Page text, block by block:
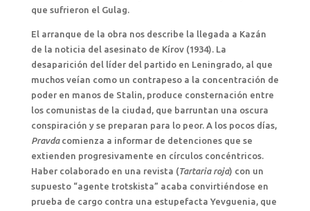
que sufrieron el Gulag.
El arranque de la obra nos describe la llegada a Kazán
de la noticia del asesinato de Kírov (1934). La
desaparición del líder del partido en Leningrado, al que
muchos veían como un contrapeso a la concentración de
poder en manos de Stalin, produce consternación entre
los comunistas de la ciudad, que barruntan una oscura
conspiración y se preparan para lo peor. A los pocos días,
Pravdacomienza a informar de detenciones que se
extienden progresivamente en círculos concéntricos.
Haber colaborado en una revista (Tartaria roja) con un
supuesto “agente trotskista” acaba convirtiéndose en
prueba de cargo contra una estupefacta Yevguenia, que